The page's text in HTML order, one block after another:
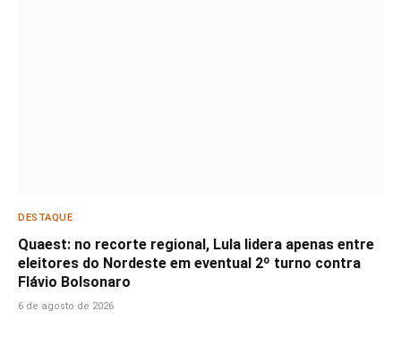
DESTAQUE
Quaest: no recorte regional, Lula lidera apenas entre
eleitores do Nordeste em eventual 2º turno contra
Flávio Bolsonaro
6 de agosto de 2026